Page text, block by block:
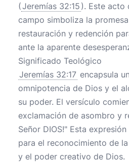
(Jeremías 32:15 ). Este acto
campo simboliza la
restauración y redención
ante la aparente
Significado Teológico
Jeremías 32:17 encapsula
omnipotencia de Dios y el
su poder. El versículo
exclamación de asombro y
Señor DIOS!" Esta
para el reconocimiento de
y el poder creativo de Dios.